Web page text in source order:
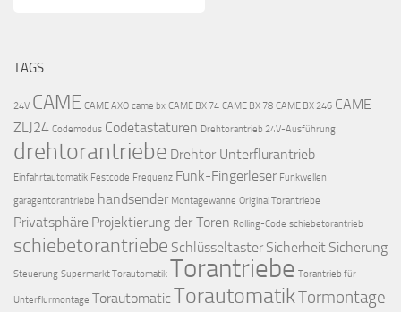
TAGS
24V CAME CAME AXO came bx CAME BX 74 CAME BX 78 CAME BX 246 CAME
ZLJ24 Codemodus Codetastaturen Drehtorantrieb 24V-Ausführung
drehtorantriebe Drehtor Unterflurantrieb
Einfahrtautomatik Festcode Frequenz Funk-Fingerleser Funkwellen
garagentorantriebe handsender Montagewanne Original Torantriebe
Privatsphäre Projektierung der Toren Rolling-Code schiebetorantrieb
schiebetorantriebe Schlüsseltaster Sicherheit Sicherung
Steuerung Supermarkt Torautomatik Torantriebe Torantrieb für
Unterflurmontage TorautomaticTorautomatikTormontage